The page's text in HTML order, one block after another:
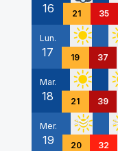
16 21 35
Lun.
17 19 37
Mar.
18 21 39
Mer.
19 20 32